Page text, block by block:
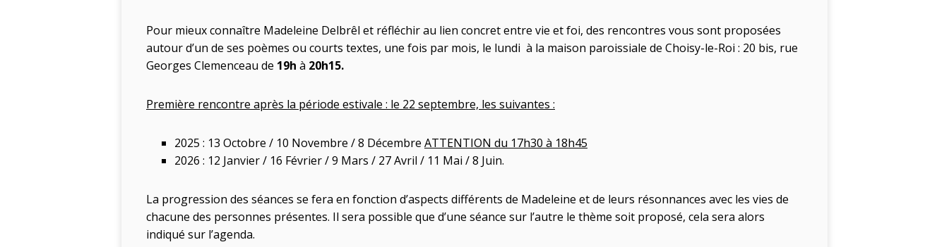
Pour mieux connaître Madeleine Delbrêl et réfléchir au lien concret entre vie et foi, des rencontres vous sont proposées
autour d’un de ses poèmes ou courts textes, une fois par mois, le lundi à la maison paroissiale de Choisy-le-Roi : 20 bis, rue
Georges Clemenceau de 19h à 20h15.
Première rencontre après la période estivale : le 22 septembre, les suivantes :
2025 : 13 Octobre / 10 Novembre / 8 Décembre ATTENTION du 17h30 à 18h45
2026 : 12 Janvier / 16 Février / 9 Mars / 27 Avril / 11 Mai / 8 Juin.
La progression des séances se fera en fonction d’aspects différents de Madeleine et de leurs résonnances avec les vies de
chacune des personnes présentes. Il sera possible que d’une séance sur l’autre le thème soit proposé, cela sera alors
indiqué sur l’agenda.